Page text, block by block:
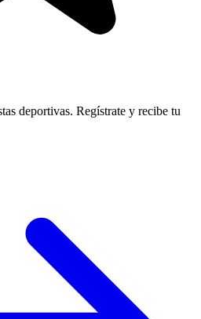
deportivas. Regístrate y recibe tu